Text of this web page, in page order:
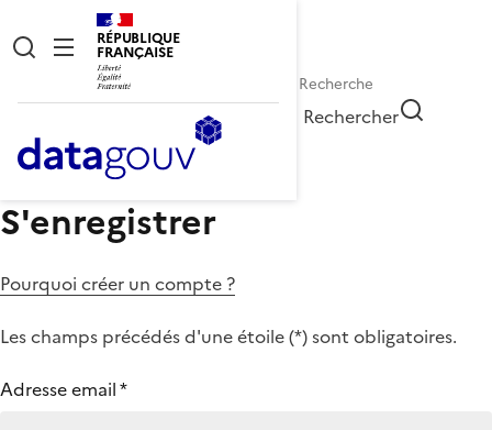
RÉPUBLIQUE
FRANÇAISE
Rechercher
S'enregistrer
Pourquoi créer un compte ?
Les champs précédés d'une étoile (*) sont obligatoires.
Adresse email*